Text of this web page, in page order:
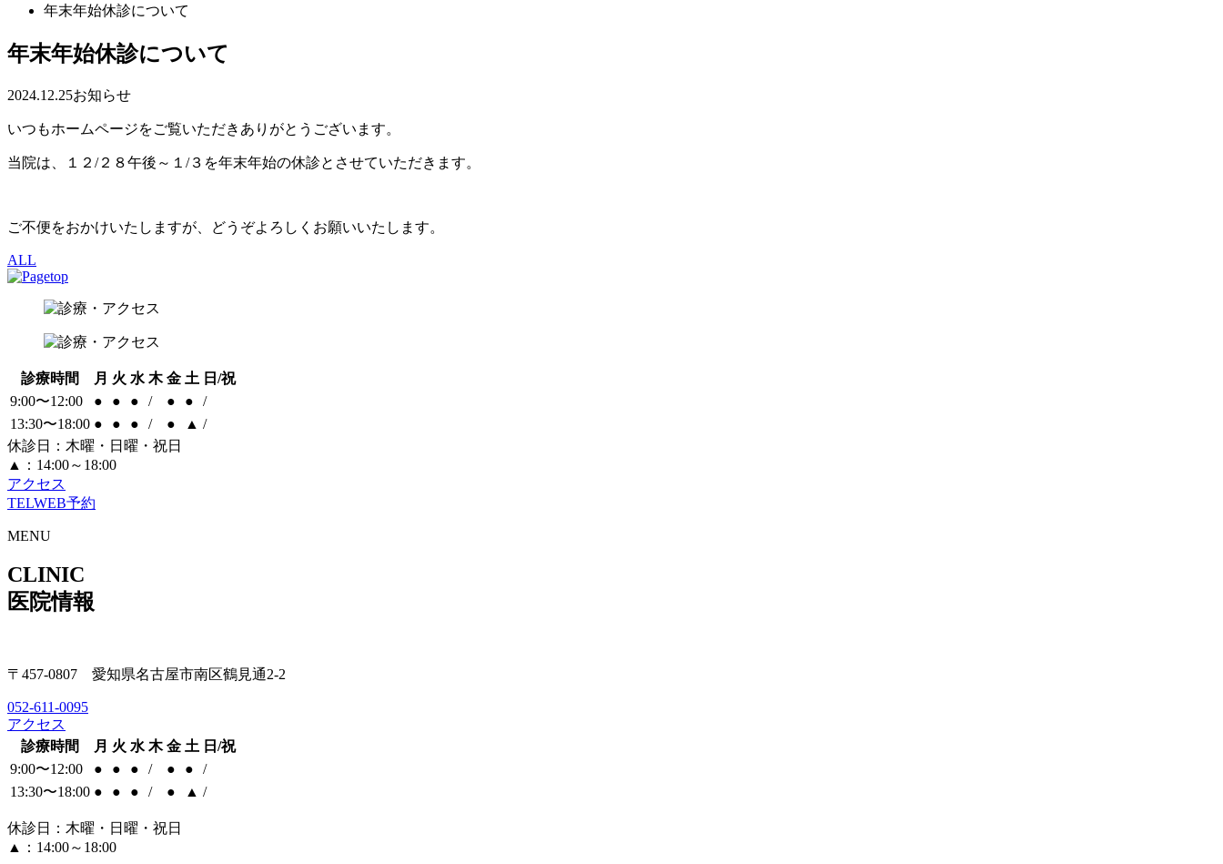
年末年始休診について
年末年始休診について
2024.12.25お知らせ
いつもホームページをご覧いただきありがとうございます。
当院は、１２/２８午後～１/３を年末年始の休診とさせていただきます。
ご不便をおかけいたしますが、どうぞよろしくお願いいたします。
ALL
診療時間 月 火 水 木 金 土 日/祝
9:00〜12:00
● ● ● / ● ●
/
13:30〜18:00 ● ● ● / ● ▲ /
休診日：木曜・日曜・祝日
▲：14:00～18:00
アクセス
TELWEB予約
MENU
CLINIC
医院情報
〒457-0807 愛知県名古屋市南区鶴見通2-2
052-611-0095
アクセス
診療時間
月 火 水 木 金 土 日/祝
9:00〜12:00
● ● ● / ● ●
/
13:30〜18:00 ● ● ● / ● ▲ /
休診日：木曜・日曜・祝日
▲：14:00～18:00